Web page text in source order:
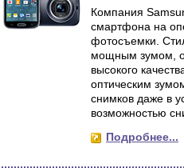
Компания
смартфона на
фотосъемки.
мощным зумом,
высокого
оптическим
снимков даже в
возможностью
Подробнее...